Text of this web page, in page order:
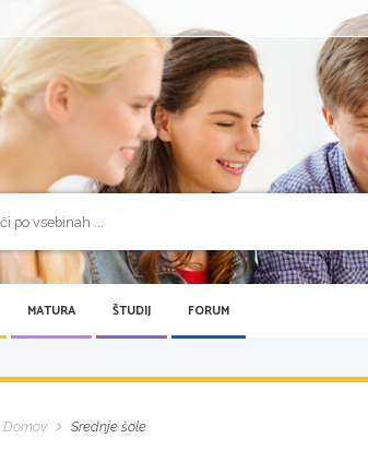
MATURA ŠTUDIJ FORUM
Domov Srednje šole